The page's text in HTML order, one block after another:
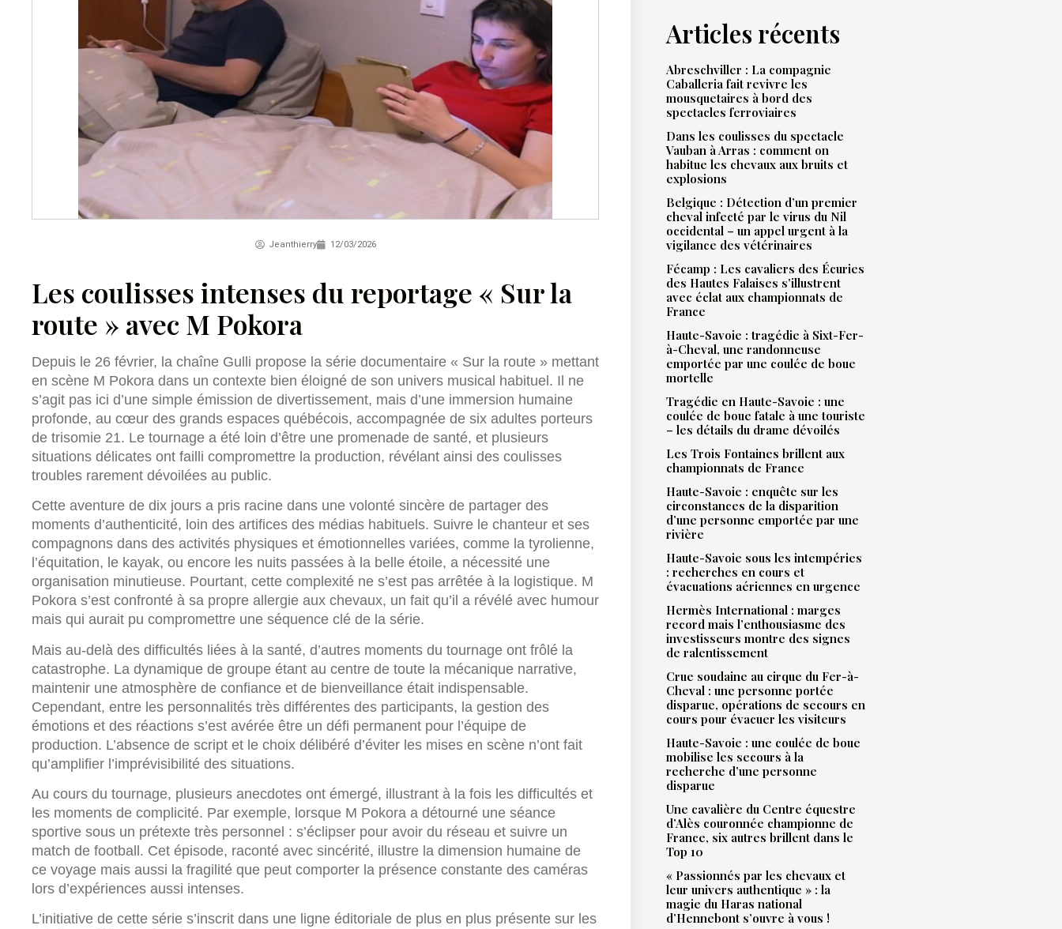
Jeanthierry 12/03/2026
Les coulisses intenses du reportage « Sur la
route » avec M Pokora
Depuis le 26 février, la chaîne Gulli propose la série documentaire « Sur la route » mettant
en scène M Pokora dans un contexte bien éloigné de son univers musical habituel. Il ne
s’agit pas ici d’une simple émission de divertissement, mais d’une immersion humaine
profonde, au cœur des grands espaces québécois, accompagnée de six adultes porteurs
de trisomie 21. Le tournage a été loin d’être une promenade de santé, et plusieurs
situations délicates ont failli compromettre la production, révélant ainsi des coulisses
troubles rarement dévoilées au public.
Cette aventure de dix jours a pris racine dans une volonté sincère de partager des
moments d’authenticité, loin des artifices des médias habituels. Suivre le chanteur et ses
compagnons dans des activités physiques et émotionnelles variées, comme la tyrolienne,
l’équitation, le kayak, ou encore les nuits passées à la belle étoile, a nécessité une
organisation minutieuse. Pourtant, cette complexité ne s’est pas arrêtée à la logistique. M
Pokora s’est confronté à sa propre allergie aux chevaux, un fait qu’il a révélé avec humour
mais qui aurait pu compromettre une séquence clé de la série.
Mais au-delà des difficultés liées à la santé, d’autres moments du tournage ont frôlé la
catastrophe. La dynamique de groupe étant au centre de toute la mécanique narrative,
maintenir une atmosphère de confiance et de bienveillance était indispensable.
Cependant, entre les personnalités très différentes des participants, la gestion des
émotions et des réactions s’est avérée être un défi permanent pour l’équipe de
production. L’absence de script et le choix délibéré d’éviter les mises en scène n’ont fait
qu’amplifier l’imprévisibilité des situations.
Au cours du tournage, plusieurs anecdotes ont émergé, illustrant à la fois les difficultés et
les moments de complicité. Par exemple, lorsque M Pokora a détourné une séance
sportive sous un prétexte très personnel : s’éclipser pour avoir du réseau et suivre un
match de football. Cet épisode, raconté avec sincérité, illustre la dimension humaine de
ce voyage mais aussi la fragilité que peut comporter la présence constante des caméras
lors d’expériences aussi intenses.
L’initiative de cette série s’inscrit dans une ligne éditoriale de plus en plus présente sur les
Articles récents
Abreschviller : La compagnie
Caballeria fait revivre les
mousquetaires à bord des
spectacles ferroviaires
Dans les coulisses du spectacle
Vauban à Arras : comment on
habitue les chevaux aux bruits et
explosions
Belgique : Détection d’un premier
cheval infecté par le virus du Nil
occidental – un appel urgent à la
vigilance des vétérinaires
Fécamp : Les cavaliers des Écuries
des Hautes Falaises s’illustrent
avec éclat aux championnats de
France
Haute-Savoie : tragédie à Sixt-Fer-
à-Cheval, une randonneuse
emportée par une coulée de boue
mortelle
Tragédie en Haute-Savoie : une
coulée de boue fatale à une touriste
– les détails du drame dévoilés
Les Trois Fontaines brillent aux
championnats de France
Haute-Savoie : enquête sur les
circonstances de la disparition
d’une personne emportée par une
rivière
Haute-Savoie sous les intempéries
: recherches en cours et
évacuations aériennes en urgence
Hermès International : marges
record mais l’enthousiasme des
investisseurs montre des signes
de ralentissement
Crue soudaine au cirque du Fer-à-
Cheval : une personne portée
disparue, opérations de secours en
cours pour évacuer les visiteurs
Haute-Savoie : une coulée de boue
mobilise les secours à la
recherche d’une personne
disparue
Une cavalière du Centre équestre
d’Alès couronnée championne de
France, six autres brillent dans le
Top 10
« Passionnés par les chevaux et
leur univers authentique » : la
magie du Haras national
d’Hennebont s’ouvre à vous !